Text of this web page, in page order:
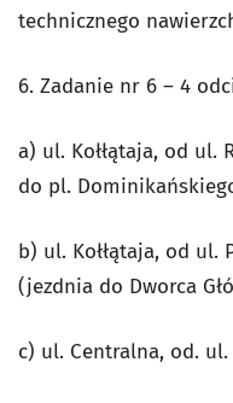
technicznego
6. Zadanie nr 6 – 4
a) ul. Kołłątaja, od ul.
do pl.
b) ul. Kołłątaja, od ul.
(jezdnia do Dworca
c) ul. Centralna, od.